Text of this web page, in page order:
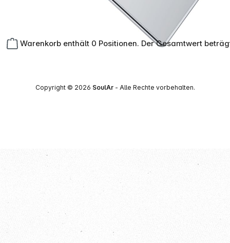
Warenkorb enthält 0 Positionen. Der Gesamtwert
Copyright © 2026 SoulAr- Alle Rechte vorbehalten.